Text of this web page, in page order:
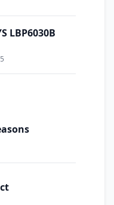
LBP6030B